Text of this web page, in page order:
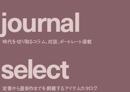
journal
時代を切り取るコラム、対談、ポートレート連載
select
定番から最新作までを網羅するアイテムカタログ